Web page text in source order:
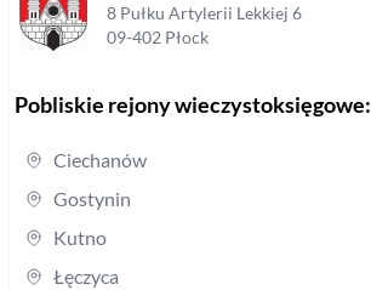
8 Pułku Artylerii Lekkiej 6
09-402 Płock
Pobliskie rejony wieczystoksięgowe:
Ciechanów
Gostynin
Kutno
Łęczyca